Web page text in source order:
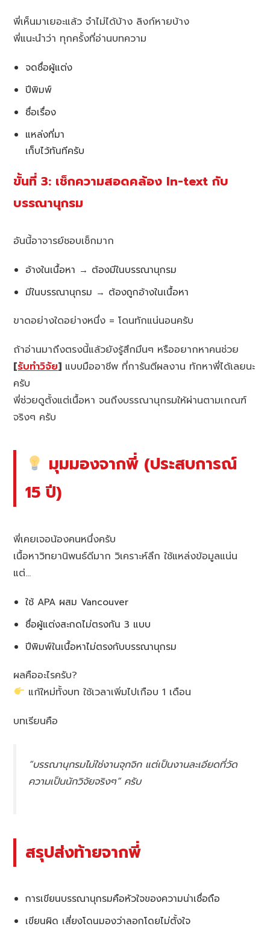
พี่เห็นมาเยอะแล้ว จำไม่ได้บ้าง ลิงก์หายบ้าง
พี่แนะนำว่า ทุกครั้งที่อ่านบทความ
จดชื่อผู้แต่ง
ปีพิมพ์
ชื่อเรื่อง
แหล่งที่มา
เก็บไว้ทันทีครับ
ขั้นที่ 3: เช็กความสอดคล้อง In-text กับ
บรรณานุกรม
อันนี้อาจารย์ชอบเช็กมาก
อ้างในเนื้อหา → ต้องมีในบรรณานุกรม
มีในบรรณานุกรม → ต้องถูกอ้างในเนื้อหา
ขาดอย่างใดอย่างหนึ่ง = โดนทักแน่นอนครับ
ถ้าอ่านมาถึงตรงนี้แล้วยังรู้สึกมึนๆ หรืออยากหาคนช่วย
[รับทำวิจัย] แบบมืออาชีพ ที่การันตีผลงาน ทักหาพี่ได้เลยนะ
ครับ
พี่ช่วยดูตั้งแต่เนื้อหา จนถึงบรรณานุกรมให้ผ่านตามเกณฑ์
จริงๆ ครับ
มุมมองจากพี่ (ประสบการณ์
15 ปี)
พี่เคยเจอน้องคนหนึ่งครับ
เนื้อหาวิทยานิพนธ์ดีมาก วิเคราะห์ลึก ใช้แหล่งข้อมูลแน่น
แต่…
ใช้ APA ผสม Vancouver
ชื่อผู้แต่งสะกดไม่ตรงกัน 3 แบบ
ปีพิมพ์ในเนื้อหาไม่ตรงกับบรรณานุกรม
ผลคืออะไรครับ?
แก้ใหม่ทั้งบท ใช้เวลาเพิ่มไปเกือบ 1 เดือน
บทเรียนคือ
“บรรณานุกรมไม่ใช่งานจุกจิก แต่เป็นงานละเอียดที่วัด
ความเป็นนักวิจัยจริงๆ” ครับ
สรุปส่งท้ายจากพี่
การเขียนบรรณานุกรมคือหัวใจของความน่าเชื่อถือ
เขียนผิด เสี่ยงโดนมองว่าลอกโดยไม่ตั้งใจ